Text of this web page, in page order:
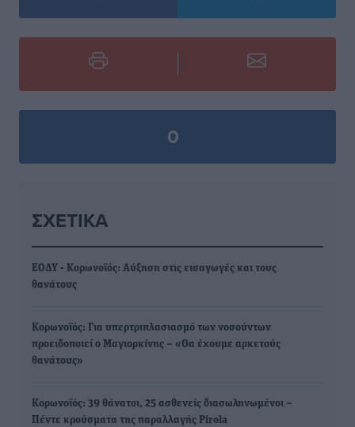
0
ΣΧΕΤΙΚΆ
ΕΟΔΥ - Κορωνοϊός: Αύξηση στις εισαγωγές και τους
θανάτους
Κορωνοϊός: Για υπερτριπλασιασμό των νοσούντων
προειδοποιεί ο Μαγιορκίνης – «Θα έχουμε αρκετούς
θανάτους»
Κορωνοϊός: 39 θάνατοι, 25 ασθενείς διασωληνωμένοι –
Πέντε κρούσματα της παραλλαγής Pirola